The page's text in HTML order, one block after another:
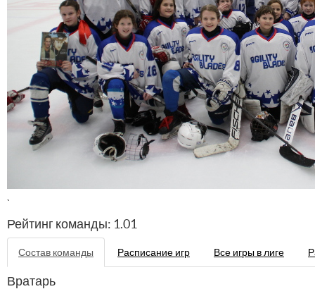
`
Рейтинг команды: 1.01
Состав команды Расписание игр Все игры в лиге
Вратарь